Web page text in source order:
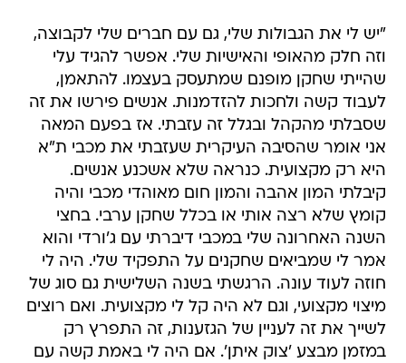
"יש לי את הגבולות שלי, גם עם חברים שלי לקבוצה,
וזה חלק מהאופי והאישיות שלי. אפשר להגיד עלי
שהייתי שחקן מופנם שמתעסק בעצמו. להתאמן,
לעבוד קשה ולחכות להזדמנות. אנשים פירשו את זה
שסבלתי מהקהל ובגלל זה עזבתי. אז בפעם המאה
אני אומר שהסיבה העיקרית שעזבתי את מכבי ת"א
היא רק מקצועית. כנראה שלא אשכנע אנשים.
קיבלתי המון אהבה והמון חום מאוהדי מכבי והיה
קומץ שלא רצה אותי או בכלל שחקן ערבי. בחצי
השנה האחרונה שלי במכבי דיברתי עם ג'ורדי והוא
אמר לי שמביאים שחקנים על התפקיד שלי. היה לי
חוזה לעוד עונה. הרגשתי בשנה השלישית גם סוג של
מיצוי מקצועי, וגם לא היה קל לי מקצועית. ואם רוצים
לשייך את זה לעניין של הגזענות, זה התפרץ רק
במזמן מבצע 'צוק איתן'. אם היה לי באמת קשה עם